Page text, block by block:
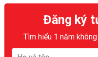
Đăng ký
Tìm hiểu 1 năm